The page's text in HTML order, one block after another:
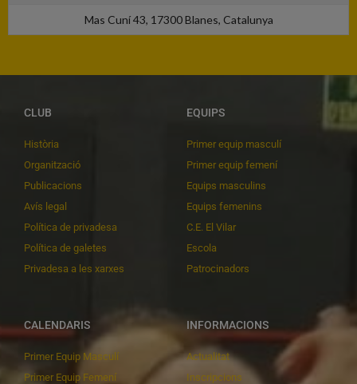
Mas Cuní 43, 17300 Blanes, Catalunya
CLUB
Història
Organització
Publicacions
Avís legal
Política de privadesa
Política de galetes
Privadesa a les xarxes
EQUIPS
Primer equip masculí
Primer equip femení
Equips masculins
Equips femenins
C.E. El Vilar
Escola
Patrocinadors
CALENDARIS
Primer Equip Masculí
Primer Equip Femení
INFORMACIONS
Actualitat
Inscripcions